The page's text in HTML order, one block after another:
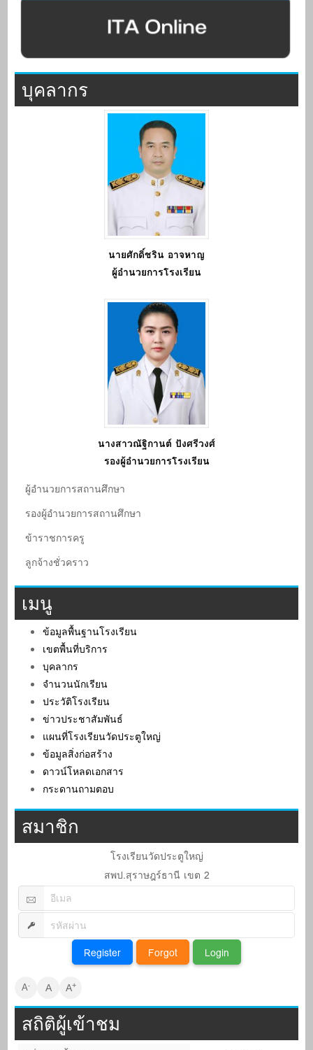
บุคลากร
นายศักดิ์ชริน อาจหาญ
ผู้อำนวยการโรงเรียน
นางสาวณัฐิกานต์ ปังศรีวงศ์
รองผู้อำนวยการโรงเรียน
ผู้อํานวยการสถานศึกษา
รองผู้อํานวยการสถานศึกษา
ข้าราชการครู
ลูกจ้างชั่วคราว
เมนู
ข้อมูลพื้นฐานโรงเรียน
เขตพื้นที่บริการ
บุคลากร
จำนวนนักเรียน
ประวัติโรงเรียน
ข่าวประชาสัมพันธ์
แผนที่โรงเรียนวัดประตูใหญ่
ข้อมูลสิ่งก่อสร้าง
ดาวน์โหลดเอกสาร
กระดานถามตอบ
สมาชิก
โรงเรียนวัดประตูใหญ่
สพป.สุราษฎร์ธานี เขต 2
A- A A+
สถิติผู้เข้าชม